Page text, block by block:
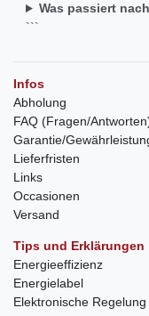
Was passiert
```
Infos
Abholung
FAQ (Fragen/
Garantie/
Lieferfristen
Links
Occasionen
Versand
Tips und Erklärungen
Energieeffizienz
Energielabel
Elektronische Regelung